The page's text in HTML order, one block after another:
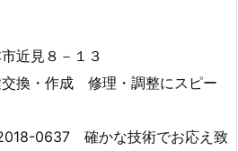
近見８－１３
換・作成 修理・調整にスピー
0637 確かな技術でお応え致